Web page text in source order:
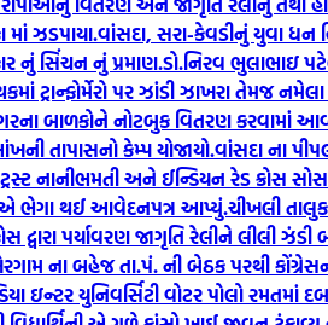
ઝડપાયા.વાંસદા, સરા-કેવડીનું યુવા ધન
નું સિંચન નું પ્રમાણ.ડો.નિરવ ભુલાભાઇ
ટ્રાન્ફોર્મેરો પર ઝાંડી ઝાખરા તેમજ
બાળકોને નોટબુક વિતરણ કરવામાં
તાપાસનો કેમ્પ યોજાયો.વાંસદા ના
નાનીભમતી અને ઈન્ડિયન રેડ ક્રોસ
એ ભેગા થઈ આવેદનપત્ર આપ્યું.ચીખલી
દ્વારા પર્યાવરણ જાગૃતિ રેલીને લીલી
ના બહેજ તા.પં. ની બેઠક પરથી
ઇન્ટર યુનિવર્સિટી વોટર પોલો રમતમાં